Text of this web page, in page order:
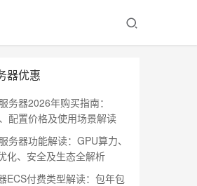
器优惠
务器2026年购买指南：
配置价格及使用场景解读
务器功能解读：GPU算力、
化、安全及生态全解析
ECS付费类型解读：包年包